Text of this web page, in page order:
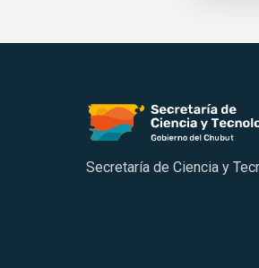
Secretaría de Ciencia y